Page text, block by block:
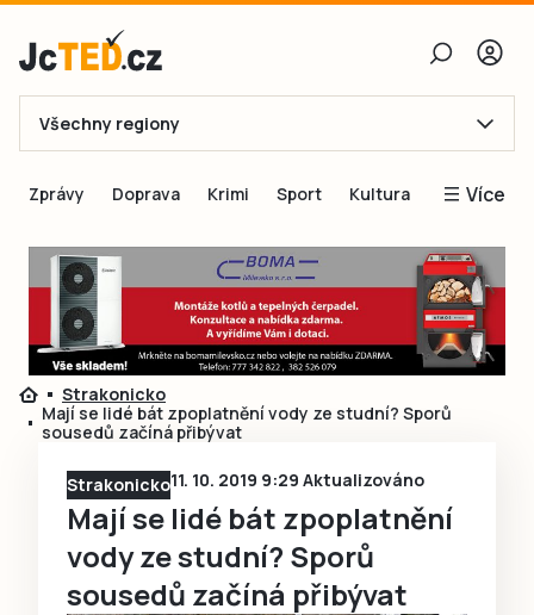
E-mail
Obnovit heslo
Přihlásit se
Přihlásit se přes Facebook
Ještě nemám účet, chci se
Všechny regiony
Zprávy Doprava Krimi Sport Kultura Více
Blogy
Inspirace
Čtenáři píší
Speciální přílohy
Strakonicko
Mají se lidé bát zpoplatnění vody ze studní? Sporů
sousedů začíná přibývat
Strakonicko11. 10. 2019 9:29 Aktualizováno
Mají se lidé bát zpoplatnění
vody ze studní? Sporů
sousedů začíná přibývat